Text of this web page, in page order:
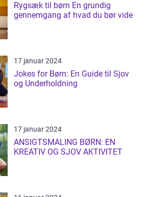
Rygsæk til børn En grundig
gennemgang af hvad du bør vide
17 januar 2024
Jokes for Børn: En Guide til Sjov
og Underholdning
17 januar 2024
ANSIGTSMALING BØRN: EN
KREATIV OG SJOV AKTIVITET